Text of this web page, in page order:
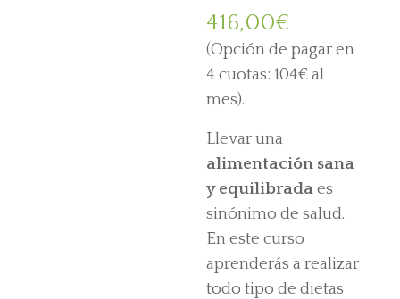
416,00€
(Opción de pagar en
4 cuotas: 104€ al
mes).
Llevar una
alimentación sana
y equilibradaes
sinónimo de salud.
En este curso
aprenderás a realizar
todo tipo de dietas